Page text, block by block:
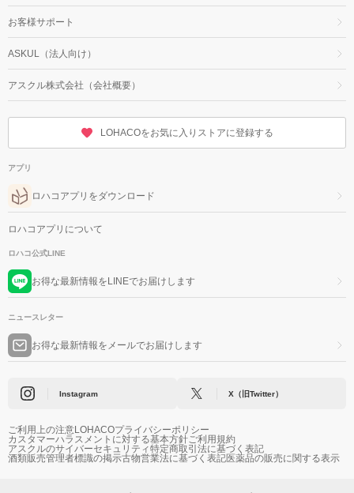
お客様サポート
ASKUL（法人向け）
アスクル株式会社（会社概要）
LOHACOをお気に入りストアに登録する
アプリ
ロハコアプリをダウンロード
ロハコアプリについて
ロハコ公式LINE
お得な最新情報をLINEでお届けします
ニュースレター
お得な最新情報をメールでお届けします
Instagram X（旧Twitter）
ご利用上の注意LOHACOプライバシーポリシー
カスタマーハラスメントに対する基本方針ご利用規約
アスクルのサイバーセキュリティ特定商取引法に基づく表記
酒類販売管理者標識の掲示古物営業法に基づく表記医薬品の販売に関する表示